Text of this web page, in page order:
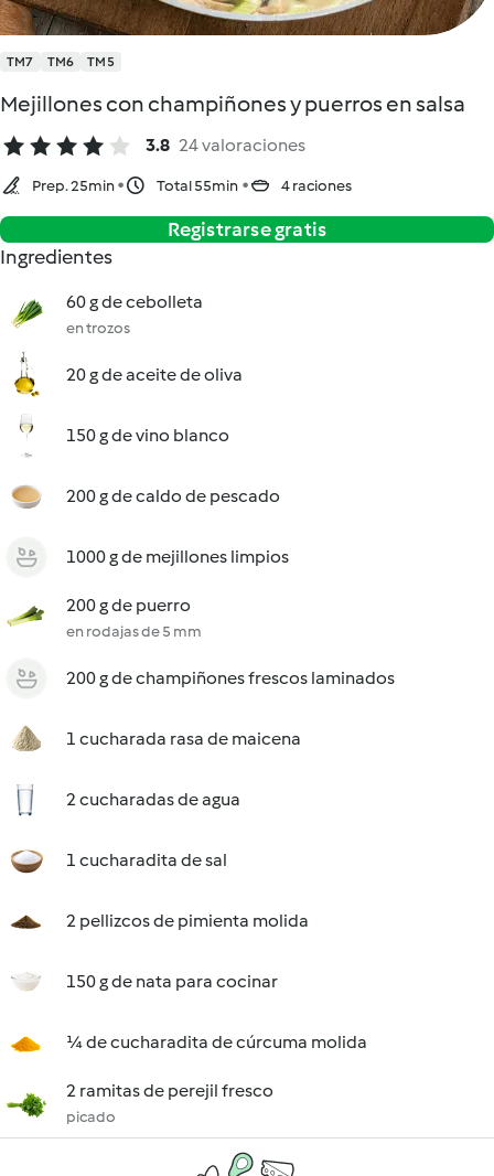
TM7 TM6 TM5
Mejillones con champiñones y puerros en salsa
3.8 24 valoraciones
Prep. 25min Total 55min 4 raciones
Registrarse gratis
Ingredientes
60 g de cebolleta
en trozos
20 g de aceite de oliva
150 g de vino blanco
200 g de caldo de pescado
1000 g de mejillones limpios
200 g de puerro
en rodajas de 5 mm
200 g de champiñones frescos laminados
1 cucharada rasa de maicena
2 cucharadas de agua
1 cucharadita de sal
2 pellizcos de pimienta molida
150 g de nata para cocinar
¼ de cucharadita de cúrcuma molida
2 ramitas de perejil fresco
picado